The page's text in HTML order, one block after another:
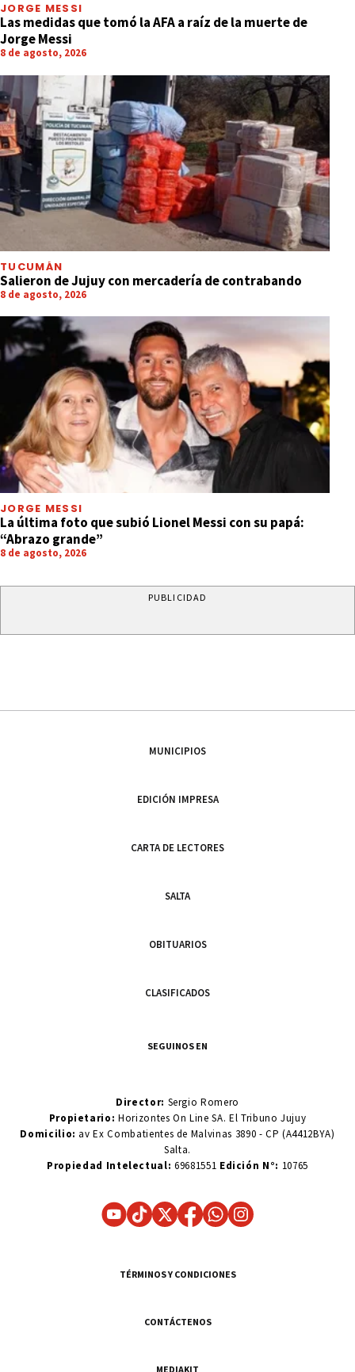
JORGE MESSI
Las medidas que tomó la AFA a raíz de la muerte de
Jorge Messi
8 de agosto, 2026
TUCUMÁN
Salieron de Jujuy con mercadería de contrabando
8 de agosto, 2026
JORGE MESSI
La última foto que subió Lionel Messi con su papá:
“Abrazo grande”
8 de agosto, 2026
PUBLICIDAD
MUNICIPIOS
EDICIÓN IMPRESA
CARTA DE LECTORES
SALTA
OBITUARIOS
CLASIFICADOS
SEGUINOS EN
Director: Sergio Romero
Propietario:Horizontes On Line SA. El Tribuno Jujuy
Domicilio: av Ex Combatientes de Malvinas 3890 - CP (A4412BYA)
Salta.
Propiedad Intelectual: 69681551 Edición N°: 10765
TÉRMINOS Y CONDICIONES
CONTÁCTENOS
MEDIAKIT